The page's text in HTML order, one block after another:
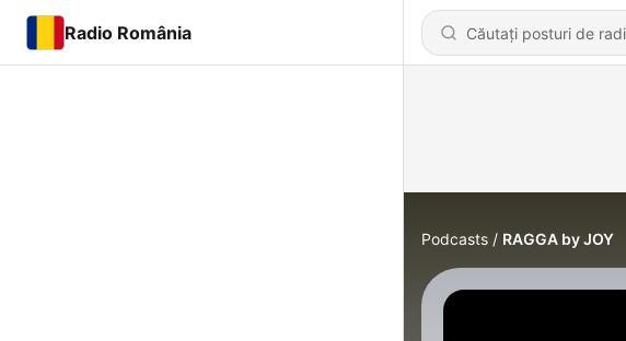
Radio România
Podcasts RAGGA by JOY